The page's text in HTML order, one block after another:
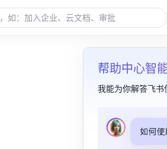
帮助中心智
我能为你解答飞书
本篇目录